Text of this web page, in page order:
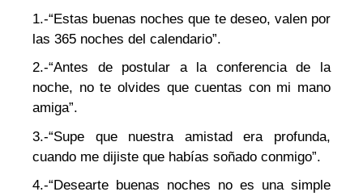
1.-“Estas buenas noches que te deseo, valen por
las 365 noches del calendario”.
2.-“Antes de postular a la conferencia de la
noche, no te olvides que cuentas con mi mano
amiga”.
3.-“Supe que nuestra amistad era profunda,
cuando me dijiste que habías soñado conmigo”.
4.-“Desearte buenas noches no es una simple